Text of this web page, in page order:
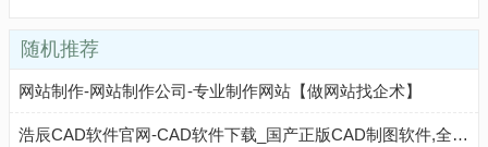
随机推荐
网站制作-网站制作公司-专业制作网站【做网站找企术】
浩辰CAD软件官网-CAD软件下载_国产正版CAD制图软件,全球用户超1亿